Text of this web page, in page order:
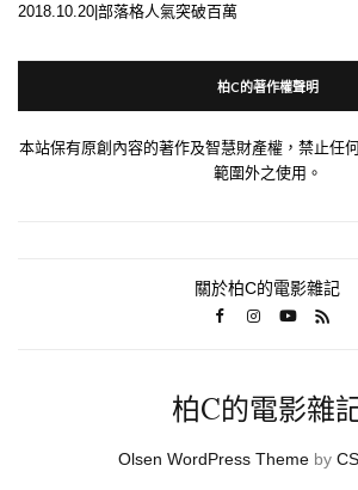
2018.10.20|部落格人氣突破百萬
柏C的著作權聲明
本站保有原創內容的著作及智慧財產權，禁止任
範圍外之使用。
關於柏C的電影雜記
柏C的電影雜
Olsen WordPress Themeby